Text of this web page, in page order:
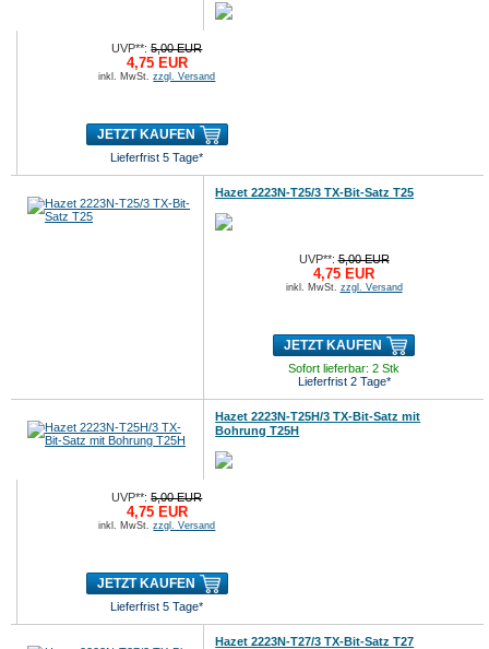
UVP**:5,00 EUR
4,75 EUR
inkl. MwSt.zzgl. Versand
JETZT KAUFEN
Lieferfrist 5 Tage*
Hazet 2223N-T25/3 TX-Bit-Satz T25
UVP**:5,00 EUR
4,75 EUR
inkl. MwSt. zzgl. Versand
JETZT KAUFEN
Sofort lieferbar: 2 Stk
Lieferfrist 2 Tage*
Hazet 2223N-T25H/3 TX-Bit-Satz mit
Bohrung T25H
UVP**:5,00 EUR
4,75 EUR
inkl. MwSt.zzgl. Versand
JETZT KAUFEN
Lieferfrist 5 Tage*
Hazet 2223N-T27/3 TX-Bit-Satz T27